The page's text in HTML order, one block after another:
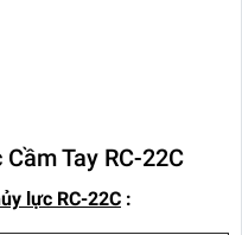
Tay RC-22C
lực RC-22C :